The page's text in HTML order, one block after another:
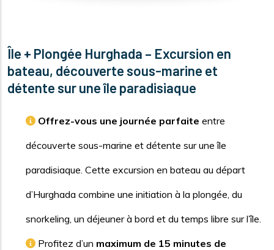
Île + Plongée Hurghada – Excursion en
bateau, découverte sous-marine et
détente sur une île paradisiaque
Offrez-vous une journée parfaite entre
découverte sous-marine et détente sur une île
paradisiaque. Cette excursion en bateau au départ
d’Hurghada combine une initiation à la plongée, du
snorkeling, un déjeuner à bord et du temps libre sur l’île.
Profitez d’un maximum de 15 minutes de